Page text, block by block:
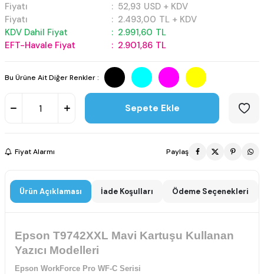
Fiyatı : 52,93 USD + KDV
Fiyatı
: 2.493,00 TL + KDV
KDV Dahil Fiyat
: 2.991,60 TL
EFT-Havale Fiyat
: 2.901,86 TL
Bu Ürüne Ait Diğer Renkler :
Sepete Ekle
Fiyat Alarmı Paylaş
Ürün Açıklaması İade Koşulları Ödeme Seçenekleri
Epson T9742XXL Mavi Kartuşu Kullanan
Yazıcı Modelleri
Epson WorkForce Pro WF-C Serisi